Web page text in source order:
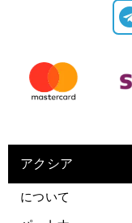
アクシア
について